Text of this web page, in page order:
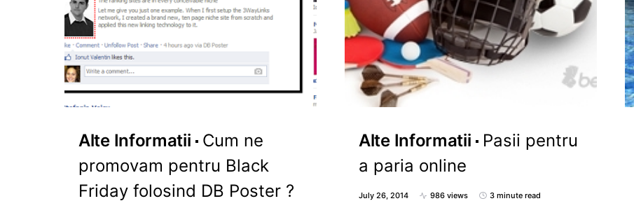
Alte Informatii
Cum ne
promovam pentru Black
Friday folosind DB Poster ?
Alte Informatii
Pasii pentru
a paria online
July 26, 2014 986 views 3 minute read